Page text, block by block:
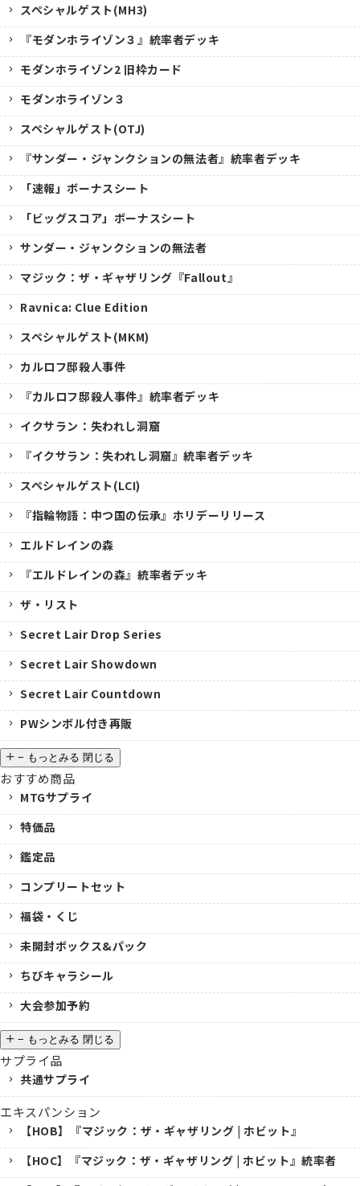
スペシャルゲスト(MH3)
『モダンホライゾン３』統率者デッキ
モダンホライゾン2 旧枠カード
モダンホライゾン３
スペシャルゲスト(OTJ)
『サンダー・ジャンクションの無法者』統率者デッキ
「速報」ボーナスシート
「ビッグスコア」ボーナスシート
サンダー・ジャンクションの無法者
マジック：ザ・ギャザリング『Fallout』
Ravnica: Clue Edition
スペシャルゲスト(MKM)
カルロフ邸殺人事件
『カルロフ邸殺人事件』統率者デッキ
イクサラン：失われし洞窟
『イクサラン：失われし洞窟』統率者デッキ
スペシャルゲスト(LCI)
『指輪物語：中つ国の伝承』ホリデーリリース
エルドレインの森
『エルドレインの森』統率者デッキ
ザ・リスト
Secret Lair Drop Series
Secret Lair Showdown
Secret Lair Countdown
PWシンボル付き再販
− もっとみる 閉じる
おすすめ商品
MTGサプライ
特価品
鑑定品
コンプリートセット
福袋・くじ
未開封ボックス&パック
ちびキャラシール
大会参加予約
− もっとみる 閉じる
サプライ品
共通サプライ
エキスパンション
【HOB】『マジック：ザ・ギャザリング | ホビット』
【HOC】『マジック：ザ・ギャザリング | ホビット』統率者